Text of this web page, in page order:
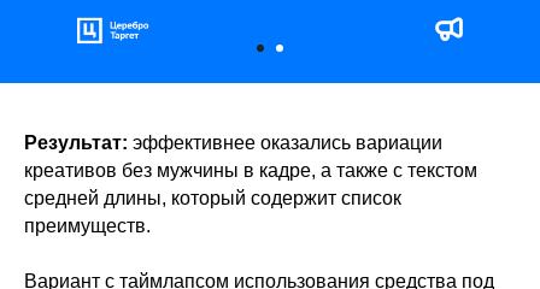
Результат: эффективнее оказались вариации
креативов без мужчины в кадре, а также с текстом
средней длины, который содержит список
преимуществ.
Вариант с таймлапсом использования средства под